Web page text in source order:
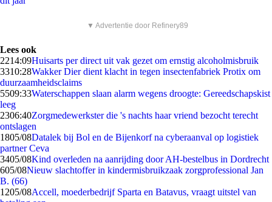
▼ Advertentie door Refinery89
Lees ook
2214:09Huisarts per direct uit vak gezet om ernstig alcoholmisbruik
3310:28Wakker Dier dient klacht in tegen insectenfabriek Protix om
duurzaamheidsclaims
5509:33Waterschappen slaan alarm wegens droogte: Gereedschapskist
leeg
2306:40Zorgmedewerkster die 's nachts haar vriend bezocht terecht
ontslagen
1805/08Datalek bij Bol en de Bijenkorf na cyberaanval op logistiek
partner Ceva
3405/08Kind overleden na aanrijding door AH-bestelbus in Dordrecht
605/08Nieuw slachtoffer in kindermisbruikzaak zorgprofessional Jan
B. (66)
1205/08Accell, moederbedrijf Sparta en Batavus, vraagt uitstel van